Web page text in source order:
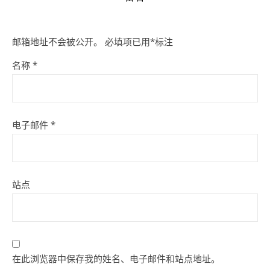
邮箱地址不会被公开。 必填项已用*标注
名称 *
电子邮件 *
站点
在此浏览器中保存我的姓名、电子邮件和站点地址。